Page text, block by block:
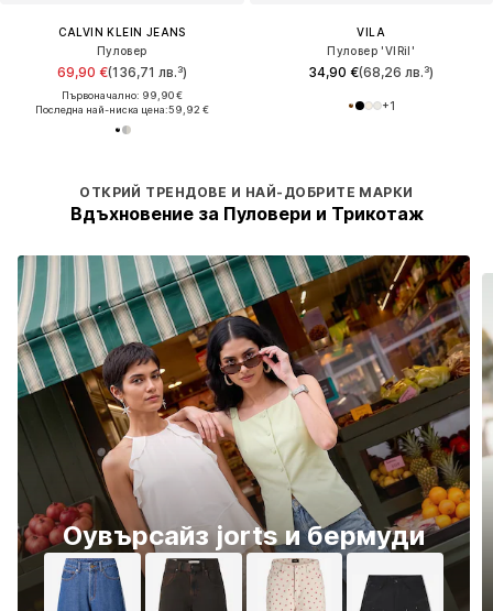
CALVIN KLEIN JEANS
Пуловер
69,90 €(136,71 лв.³)
Първоначално: 99,90 €
Последна най-ниска цена:59,92 €
VILA
Пуловер 'VIRil'
34,90 €(68,26 лв.³)
+1
ОТКРИЙ ТРЕНДОВЕ И НАЙ-ДОБРИТЕ МАРКИ
Вдъхновение за Пуловери и Трикотаж
Оувърсайз jorts и бермуди